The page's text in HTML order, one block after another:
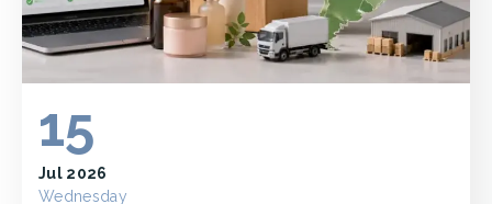
15
Jul 2026
Wednesday